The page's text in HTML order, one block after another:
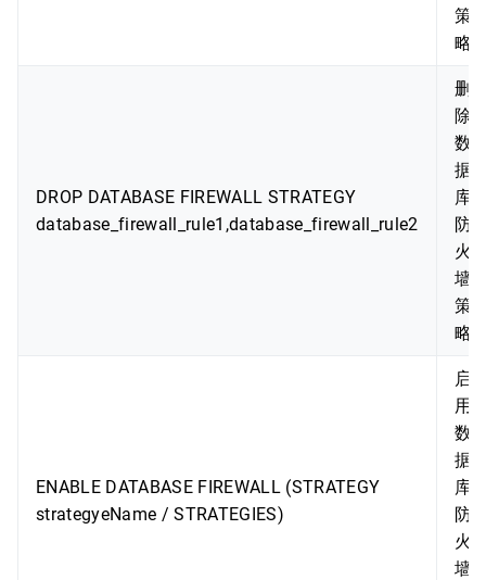
策
略
DROP DATABASE FIREWALL STRATEGY
database_firewall_rule1,database_firewall_rule2
删
除
数
据
库
防
火
墙
策
略
ENABLE DATABASE FIREWALL (STRATEGY
strategyeName / STRATEGIES)
启
用
数
据
库
防
火
墙